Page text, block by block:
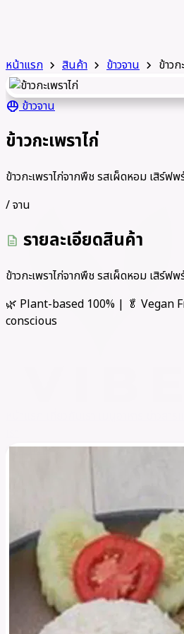
callLINE
หน้าแรก chevron_right สินค้า chevron_right ข้าวจาน chevron_right ข้าวก
rice_bowlข้าวจาน
ข้าวกะเพราไก่
ข้าวกะเพราไก่จากพืช รสเผ็ดหอม เสิร์ฟ
/ จาน
description รายละเอียดสินค้า
ข้าวกะเพราไก่จากพืช รสเผ็ดหอม เสิร์ฟ
🌿 Plant-based 100% | 🥬 Vegan
conscious